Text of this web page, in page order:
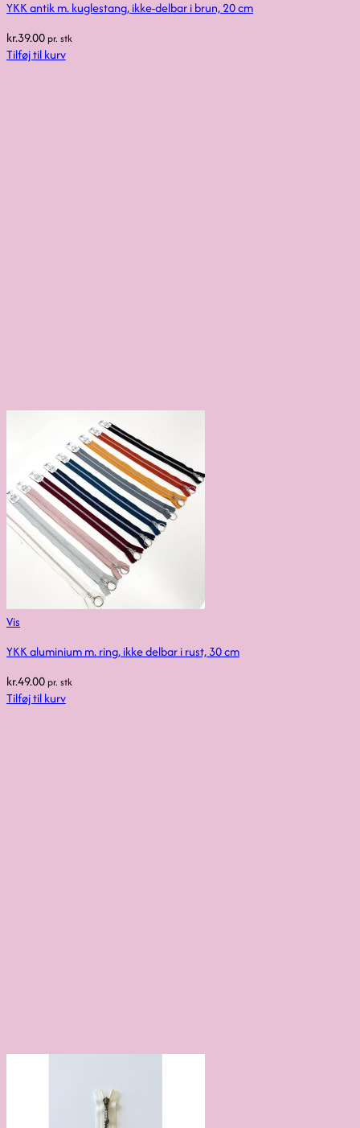
YKK antik m. kuglestang, ikke-delbar i brun, 20 cm
kr.39.00pr. stk
Tilføj til kurv
Vis
YKK aluminium m. ring, ikke delbar i rust, 30 cm
kr.49.00pr. stk
Tilføj til kurv